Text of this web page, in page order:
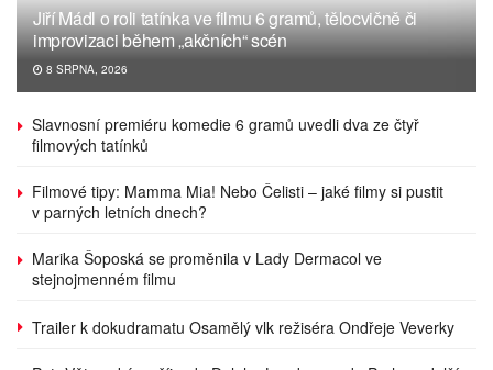
Jiří Mádl o roli tatínka ve filmu 6 gramů, tělocvičně či
improvizaci během „akčních“ scén
8 SRPNA, 2026
Slavnosní premiéru komedie 6 gramů uvedli dva ze čtyř
filmových tatínků
Filmové tipy: Mamma Mia! Nebo Čelisti – jaké filmy si pustit
v parných letních dnech?
Marika Šoposká se proměnila v Lady Dermacol ve
stejnojmenném filmu
Trailer k dokudramatu Osamělý vlk režiséra Ondřeje Veverky